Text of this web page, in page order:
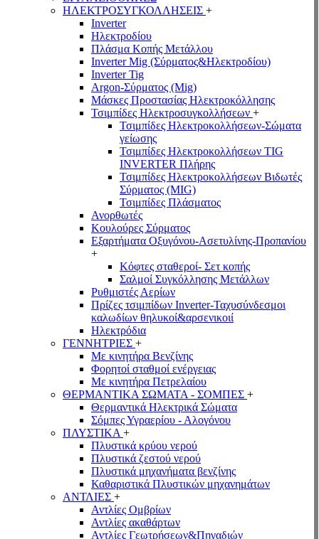
ΗΛΕΚΤΡΟΣΥΓΚΟΛΛΗΣΕΙΣ +
Inverter
Ηλεκτροδίου
Πλάσμα Κοπής Μετάλλου
Inverter Mig (Σύρματος&Ηλεκτροδίου)
Inverter Tig
Argon-Σύρματος (Mig)
Μάσκες Προστασίας Ηλεκτροκόλλησης
Τσιμπίδες Ηλεκτροσυγκολλήσεων +
Τσιμπίδες Ηλεκτροκολλήσεων-Σώματα
γείωσης
Τσιμπίδες Ηλεκτροκολλήσεων TIG
INVERTER Πλήρης
Τσιμπίδες Ηλεκτροκολλήσεων Βιδωτές
Σύρματος (MIG)
Τσιμπίδες Πλάσματος
Ανορθωτές
Κουλούρες Σύρματος
Εξαρτήματα Οξυγόνου-Ασετυλίνης-Προπανίου
+
Κόφτες σταθεροί- Σετ κοπής
Σαλμοί Συγκόλλησης Μετάλλων
Ρυθμιστές Αερίων
Πρίζες τσιμπίδων Inverter-Ταχυσύνδεσμοι
καλωδίων θηλυκοί&αρσενικοιί
Ηλεκτρόδια
ΓΕΝΝΗΤΡΙΕΣ +
Με κινητήρα Βενζίνης
Φορητοί σταθμοί ενέργειας
Με κινητήρα Πετρελαίου
ΘΕΡΜΑΝΤΙΚΑ ΣΩΜΑΤΑ - ΣΟΜΠΕΣ +
Θερμαντικά Ηλεκτρικά Σώματα
Σόμπες Υγραερίου - Αλογόνου
ΠΛΥΣΤΙΚΑ +
Πλυστικά κρύου νερού
Πλυστικά ζεστού νερού
Πλυστικά μηχανήματα βενζίνης
Καθαριστικά Πλυστικών μηχανημάτων
ΑΝΤΛΙΕΣ +
Αντλίες Ομβρίων
Αντλίες ακαθάρτων
Αντλίες Γεωτρήσεων&Πηγαδιών